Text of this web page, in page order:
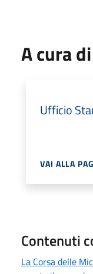
A cura di
Ufficio
VAI ALLA
Contenuti
La Corsa delle